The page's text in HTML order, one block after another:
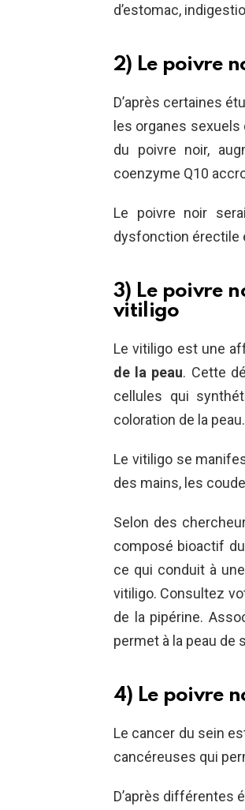
d’estomac,
2) Le poivre
D’après certaines
les organes
du poivre noir,
coenzyme Q10
Le poivre noir
dysfonction érectile
3) Le poivre
vitiligo
Le vitiligo est une
de la peau. Cette
cellules qui
coloration de la peau.
Le vitiligo se
des mains, les
Selon des
composé bioactif
ce qui conduit à
vitiligo. Consultez
de la pipérine.
permet à la peau de
4) Le poivre
Le cancer du sein
cancéreuses qui
D’après différentes